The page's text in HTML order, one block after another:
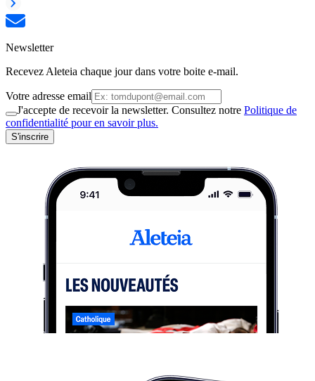
Newsletter
Recevez Aleteia chaque jour dans votre boite e-mail.
Votre adresse email
J'accepte de recevoir la newsletter. Consultez notre Politique de
confidentialité pour en savoir plus.
S'inscrire